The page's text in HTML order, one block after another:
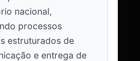
nacional,
processos
estruturados de
e entrega de